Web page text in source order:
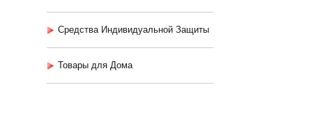
Средства Индивидуальной Защиты
Товары для Дома